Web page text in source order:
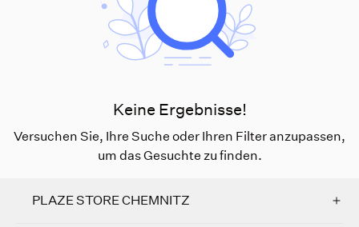
Keine Ergebnisse!
Versuchen Sie, Ihre Suche oder Ihren Filter anzupassen,
um das Gesuchte zu finden.
PLAZE STORE CHEMNITZ